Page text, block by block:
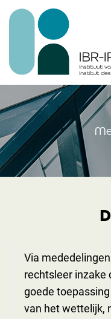
Via
rechtsleer inzake
goede
van het wettelijk,